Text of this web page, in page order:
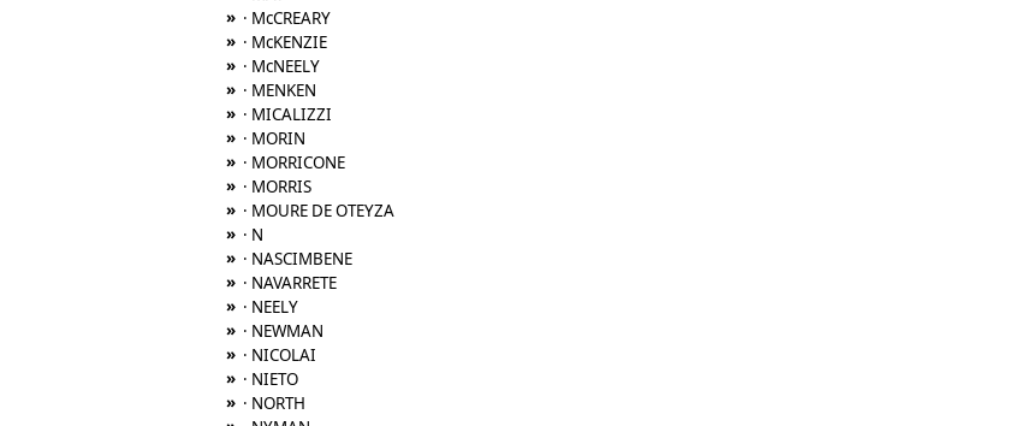
» · McCREARY
» · McKENZIE
» · McNEELY
» · MENKEN
» · MICALIZZI
» · MORIN
» · MORRICONE
» · MORRIS
» · MOURE DE OTEYZA
» · N
» · NASCIMBENE
» · NAVARRETE
» · NEELY
» · NEWMAN
» · NICOLAI
» · NIETO
» · NORTH